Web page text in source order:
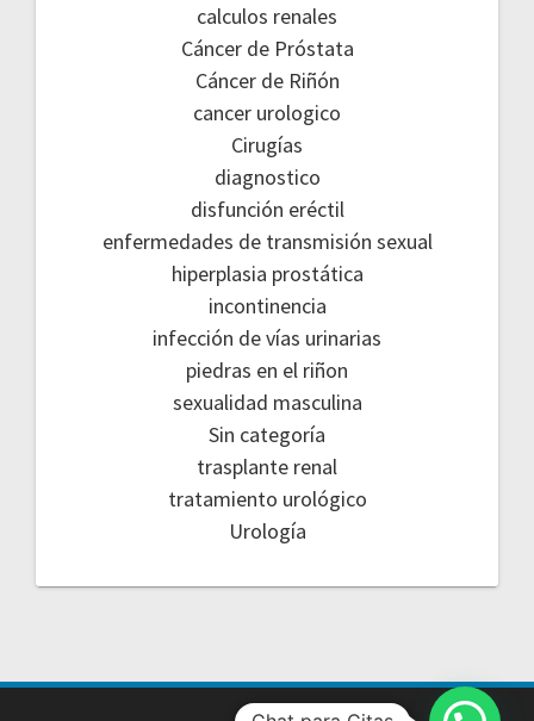
calculos renales
Cáncer de Próstata
Cáncer de Riñón
cancer urologico
Cirugías
diagnostico
disfunción eréctil
enfermedades de transmisión sexual
hiperplasia prostática
incontinencia
infección de vías urinarias
piedras en el riñon
sexualidad masculina
Sin categoría
trasplante renal
tratamiento urológico
Urología